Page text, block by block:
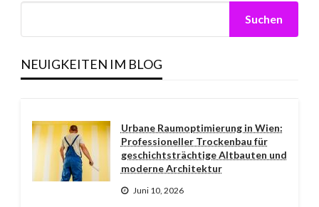
Suchen
NEUIGKEITEN IM BLOG
Urbane Raumoptimierung in Wien:
Professioneller Trockenbau für
geschichtsträchtige Altbauten und
moderne Architektur
Juni 10, 2026